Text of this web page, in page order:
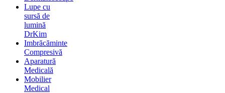
Lupe cu
sursă de
lumină
DrKim
Imbrăcăminte
Compresivă
Aparatură
Medicală
Mobilier
Medical